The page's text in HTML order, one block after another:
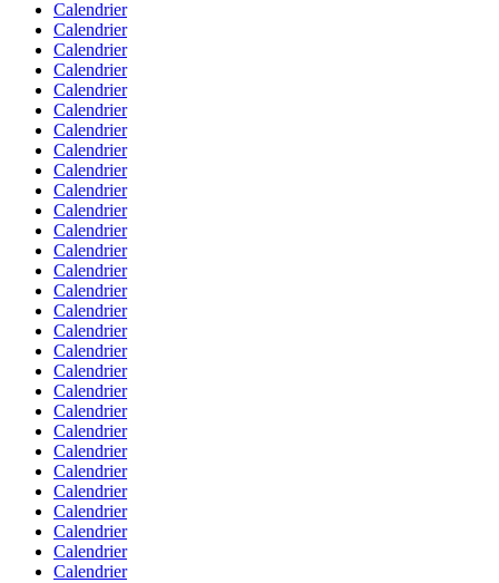
Calendrier
Calendrier
Calendrier
Calendrier
Calendrier
Calendrier
Calendrier
Calendrier
Calendrier
Calendrier
Calendrier
Calendrier
Calendrier
Calendrier
Calendrier
Calendrier
Calendrier
Calendrier
Calendrier
Calendrier
Calendrier
Calendrier
Calendrier
Calendrier
Calendrier
Calendrier
Calendrier
Calendrier
Calendrier